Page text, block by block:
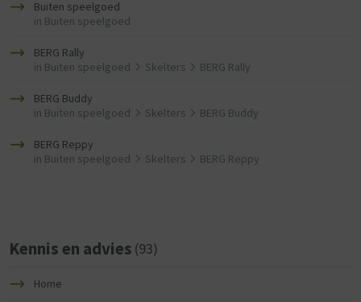
Buiten speelgoed
in Buiten speelgoed
BERG Rally
in Buiten speelgoed Skelters BERG Rally
BERG Buddy
in Buiten speelgoed Skelters BERG Buddy
BERG Reppy
in Buiten speelgoed Skelters BERG Reppy
Kennis en advies (93)
Home